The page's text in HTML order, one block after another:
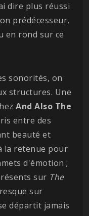
dire plus réussi
prédécesseur,
en rond sur ce
sonorités, on
structures. Une
And Also The
entre des
beauté et
la retenue pour
d'émotion ;
sur The
sur
départit jamais